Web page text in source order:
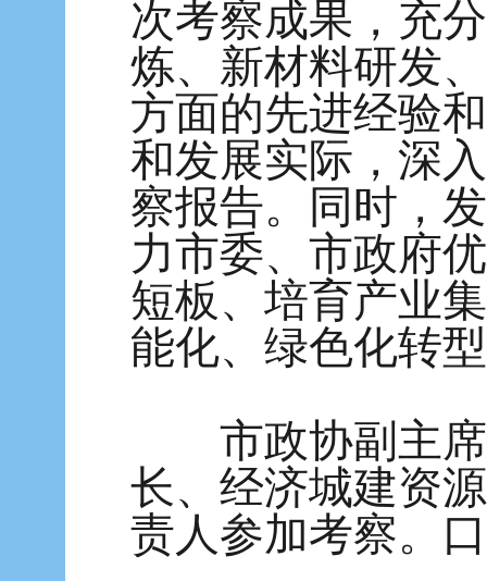
次考察成果，充
炼、新材料研发
方面的先进经验
和发展实际，深
察报告。同时，
力市委、市政府
短板、培育产业
能化、绿色化转
市政协副主席
长、经济城建资
责人参加考察。口